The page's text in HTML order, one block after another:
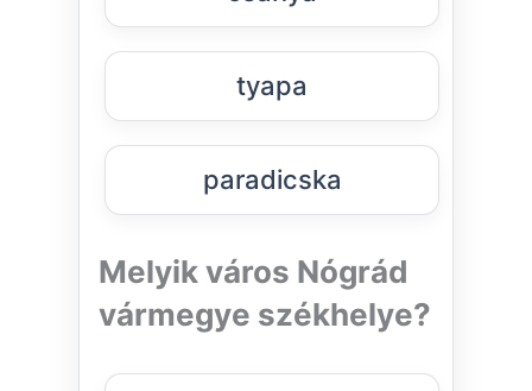
tyapa
paradicska
Melyik város Nógrád
vármegye székhelye?